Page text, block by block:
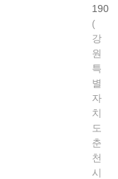
190
강
원
특
별
자
치
도
춘
천
시